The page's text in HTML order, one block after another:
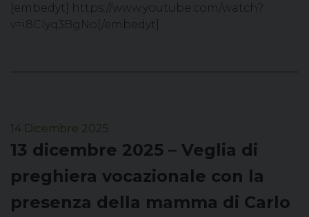
[embedyt] https://www.youtube.com/watch?
v=i8CIyq3BgNo[/embedyt]
14 Dicembre 2025
13 dicembre 2025 – Veglia di
preghiera vocazionale con la
presenza della mamma di Carlo